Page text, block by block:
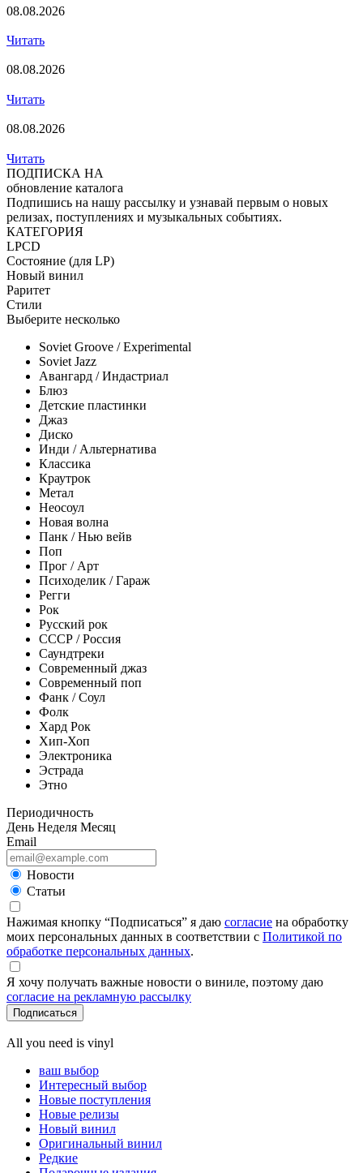
08.08.2026
Читать
08.08.2026
Читать
08.08.2026
Читать
ПОДПИСКА НА
обновление каталога
Подпишись на нашу рассылку и узнавай первым о новых
релизах, поступлениях и музыкальных событиях.
КАТЕГОРИЯ
LPCD
Состояние (для LP)
Новый винил
Раритет
Стили
Выберите несколько
Soviet Groove / Experimental
Soviet Jazz
Авангард / Индастриал
Блюз
Детские пластинки
Джаз
Диско
Инди / Альтернатива
Классика
Краутрок
Метал
Неосоул
Новая волна
Панк / Нью вейв
Поп
Прог / Арт
Психоделик / Гараж
Регги
Рок
Русский рок
СССР / Россия
Саундтреки
Современный джаз
Современный поп
Фанк / Соул
Фолк
Хард Рок
Хип-Хоп
Электроника
Эстрада
Этно
Периодичность
День Неделя Месяц
Email
Новости
Статьи
Нажимая кнопку “Подписаться” я даю согласие на обработку
моих персональных данных в соответствии с Политикой по
обработке персональных данных.
Я хочу получать важные новости о виниле, поэтому даю
согласие на рекламную рассылку
Подписаться
All you need is vinyl
ваш выбор
Интересный выбор
Новые поступления
Новые релизы
Новый винил
Оригинальный винил
Редкие